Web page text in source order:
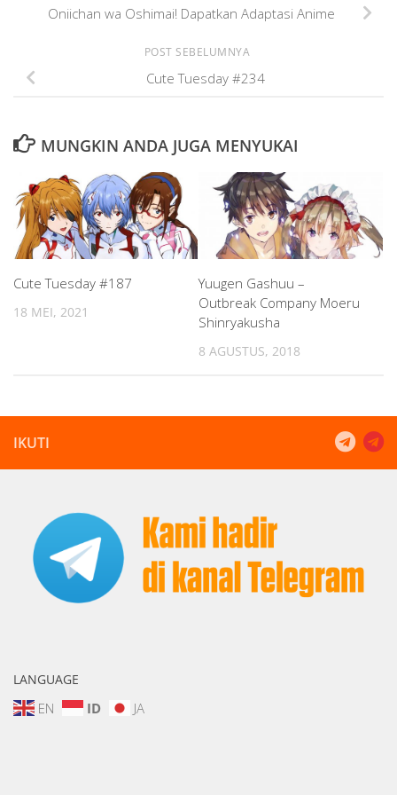
Oniichan wa Oshimai! Dapatkan Adaptasi Anime
POST SEBELUMNYA
Cute Tuesday #234
MUNGKIN ANDA JUGA MENYUKAI
Cute Tuesday #187
18 MEI, 2021
Yuugen Gashuu –
Outbreak Company Moeru
Shinryakusha
8 AGUSTUS, 2018
IKUTI
LANGUAGE
EN ID JA